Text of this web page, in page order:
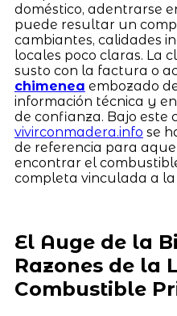
doméstico, adentrarse
puede resultar un
cambiantes, calidades
locales poco claras. La
susto con la factura o
chimenea embozado
información técnica y
de confianza. Bajo este
vivirconmadera.info se
de referencia para
encontrar el
completa vinculada a
El Auge de la
Razones de la
Combustible